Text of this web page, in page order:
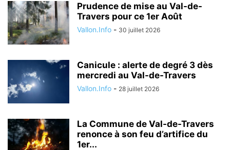
Prudence de mise au Val-de-
Travers pour ce 1er Août
Vallon.Info - 30 juillet 2026
Canicule : alerte de degré 3 dès
mercredi au Val-de-Travers
Vallon.Info - 28 juillet 2026
La Commune de Val-de-Travers
renonce à son feu d’artifice du
1er...